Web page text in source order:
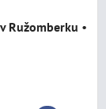
Ružomberku •